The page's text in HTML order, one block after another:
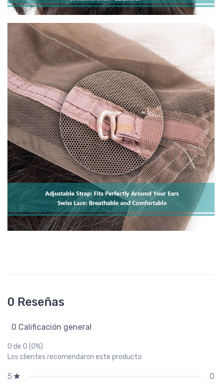
0 Reseñas
0 Calificación general
0 de 0 (0%)
Los clientes recomendaron este producto
5
0